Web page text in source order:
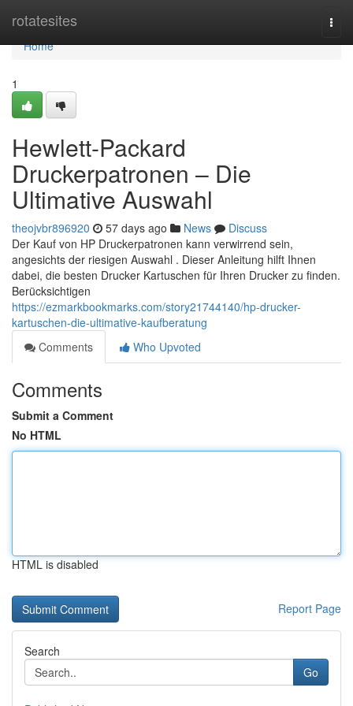
rotatesites
Home
Home
1
Hewlett-Packard
Druckerpatronen – Die
Ultimative Auswahl
theojvbr896920 57 days ago News
Discuss
Der Kauf von HP Druckerpatronen kann verwirrend sein,
angesichts der riesigen Auswahl . Dieser Anleitung hilft Ihnen
dabei, die besten Drucker Kartuschen für Ihren Drucker zu finden.
Berücksichtigen
https://ezmarkbookmarks.com/story21744140/hp-drucker-
kartuschen-die-ultimative-kaufberatung
Comments
Who Upvoted
Comments
Submit a Comment
No HTML
HTML is disabled
Report Page
Search
Go